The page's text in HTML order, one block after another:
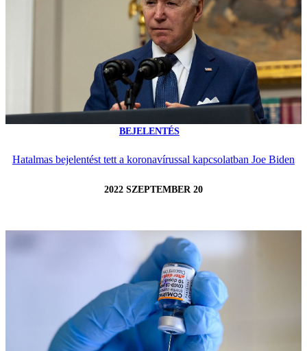
BEJELENTÉS
Hatalmas bejelentést tett a koronavírussal kapcsolatban Joe Biden
2022 SZEPTEMBER 20